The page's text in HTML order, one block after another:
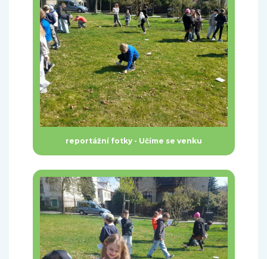
reportážní fotky - Učíme se venku